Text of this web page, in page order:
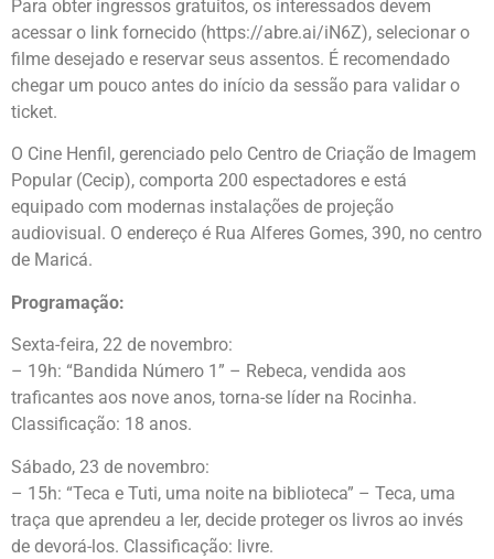
Para obter ingressos gratuitos, os interessados devem
acessar o link fornecido (https://abre.ai/iN6Z), selecionar o
filme desejado e reservar seus assentos. É recomendado
chegar um pouco antes do início da sessão para validar o
ticket.
O Cine Henfil, gerenciado pelo Centro de Criação de Imagem
Popular (Cecip), comporta 200 espectadores e está
equipado com modernas instalações de projeção
audiovisual. O endereço é Rua Alferes Gomes, 390, no centro
de Maricá.
Programação:
Sexta-feira, 22 de novembro:
– 19h: “Bandida Número 1” – Rebeca, vendida aos
traficantes aos nove anos, torna-se líder na Rocinha.
Classificação: 18 anos.
Sábado, 23 de novembro:
– 15h: “Teca e Tuti, uma noite na biblioteca” – Teca, uma
traça que aprendeu a ler, decide proteger os livros ao invés
de devorá-los. Classificação: livre.